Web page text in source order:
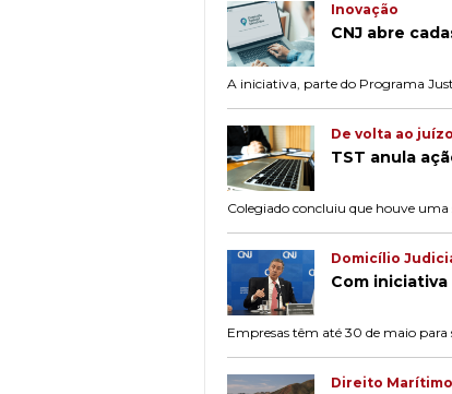
Inovação
CNJ abre
A iniciativa, parte do Programa
De volta ao
TST anula
Colegiado concluiu que houve
Domicílio
Com
Empresas têm até 30 de maio
Direito Marítimo